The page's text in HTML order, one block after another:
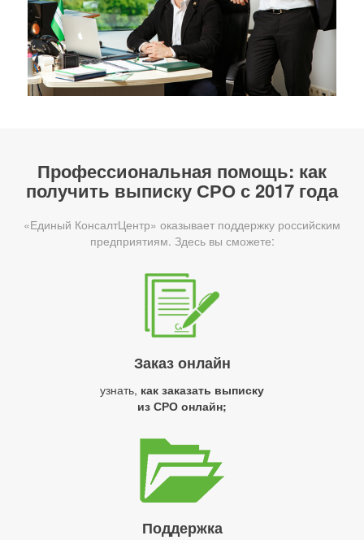
Профессиональная помощь: как
получить выписку СРО с 2017 года
«Единый КонсалтЦентр» оказывает поддержку российским
предприятиям. Здесь вы сможете:
Заказ онлайн
узнать, как заказать выписку
из СРО онлайн;
Поддержка